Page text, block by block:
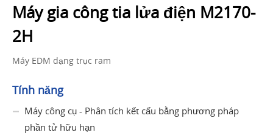
Máy gia công tia lửa điện M2170-
2H
Máy EDM dạng trục ram
Tính năng
Máy công cụ - Phân tích kết cấu bằng phương pháp
phần tử hữu hạn